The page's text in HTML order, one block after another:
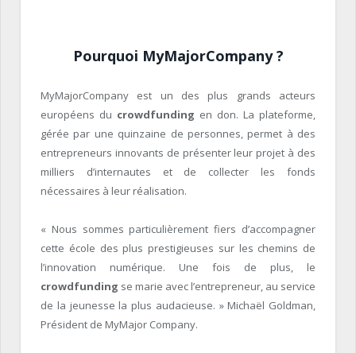
Pourquoi MyMajorCompany ?
MyMajorCompany est un des plus grands acteurs
européens du crowdfunding en don. La plateforme,
gérée par une quinzaine de personnes, permet à des
entrepreneurs innovants de présenter leur projet à des
milliers d’internautes et de collecter les fonds
nécessaires à leur réalisation.
« Nous sommes particulièrement fiers d’accompagner
cette école des plus prestigieuses sur les chemins de
l’innovation numérique. Une fois de plus, le
crowdfunding se marie avec l’entrepreneur, au service
de la jeunesse la plus audacieuse. » Michaël Goldman,
Président de MyMajor Company.